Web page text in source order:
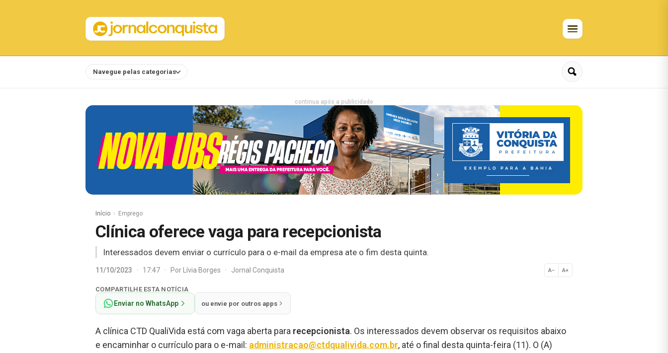
Navegue pelas categorias
continua após a publicidade
Início Emprego
Clínica oferece vaga para recepcionista
Interessados devem enviar o currículo para o e-mail da empresa ate o fim desta quinta.
11/10/2023 · 17:47 · PorLívia Borges · Jornal Conquista A− A+
Normal
COMPARTILHE ESTA NOTÍCIA
Enviar no WhatsApp ou envie por outros apps
A clínica CTD QualiVida está com vaga aberta para recepcionista. Os interessados devem observar os requisitos abaixo
e encaminhar o currículo para o e-mail: administracao@ctdqualivida.com.br, até o final desta quinta-feira (11). O (A)